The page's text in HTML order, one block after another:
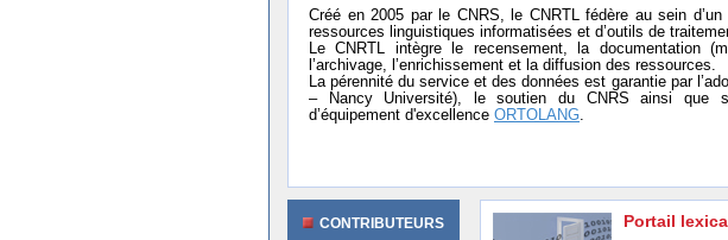
Créé en 2005 par le CNRS, le CNRTL fédère au sein
ressources linguistiques informatisées et d’outils de
Le CNRTL intègre le recensement, la documentation
l’archivage, l’enrichissement et la diffusion des ressources.
La pérennité du service et des données est garantie par
– Nancy Université), le soutien du CNRS ainsi que
d’équipement d'excellence ORTOLANG.
CONTRIBUTEURS
Portail